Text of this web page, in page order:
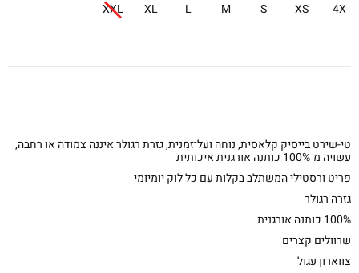
4X
XS
S
M
L
XL
XXL
טי-שירט בייסיק קלאסית, נוחה ועל־זמנית, גזרת רגולר איננה צמודה או רחבה,
עשויה מ־100% כותנה אורגנית איכותית
פריט ורסטילי המשתלב בקלות עם כל לוק יומיומי
גזרה רגולר
100% כותנה אורגנית
שרוולים קצרים
צווארון עגול